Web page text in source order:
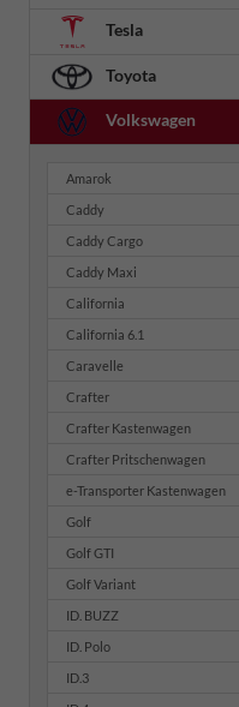
Tesla
Toyota
Volkswagen
Amarok
Caddy
Caddy Cargo
Caddy Maxi
California
California 6.1
Caravelle
Crafter
Crafter Kastenwagen
Crafter Pritschenwagen
e-Transporter Kastenwagen
Golf
Golf GTI
Golf Variant
ID. BUZZ
ID. Polo
ID.3